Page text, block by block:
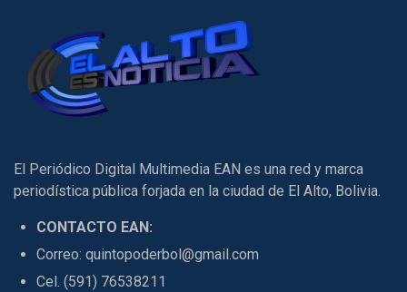
El Periódico Digital Multimedia EAN es una red y marca
periodística pública forjada en la ciudad de El Alto, Bolivia.
CONTACTO EAN:
Correo: quintopoderbol@gmail.com
Cel. (591) 76538211